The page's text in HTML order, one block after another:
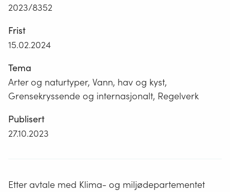
2023/8352
Frist
15.02.2024
Tema
Arter og naturtyper, Vann, hav og kyst,
Grensekryssende og internasjonalt, Regelverk
Publisert
27.10.2023
Etter avtale med Klima- og miljødepartementet